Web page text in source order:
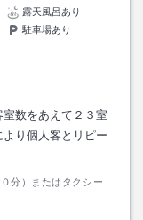
露天風呂あり
駐車場あり
数をあえて２３室
り個人客とリピー
分）またはタクシー